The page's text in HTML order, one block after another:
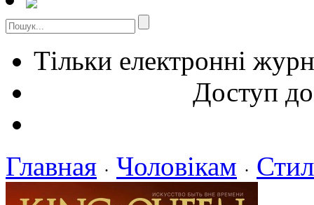
Тільки електронні
Доступ
Главная · Чоловікам ·